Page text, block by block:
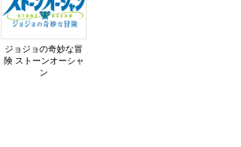
ジョジョの奇妙な冒
険 ストーンオーシャ
ン